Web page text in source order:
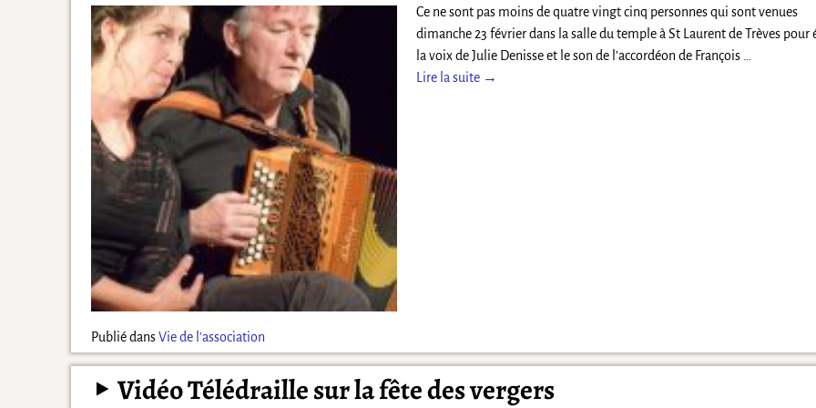
Ce ne sont pas moins de quatre vingt cinq personnes qui sont venues
dimanche 23 février dans la salle du temple à St Laurent de Trèves pour
la voix de Julie Denisse et le son de l’accordéon de François
Lire la suite →
Publié dans Vie de l'association
Vidéo Télédraille sur la fête des vergers